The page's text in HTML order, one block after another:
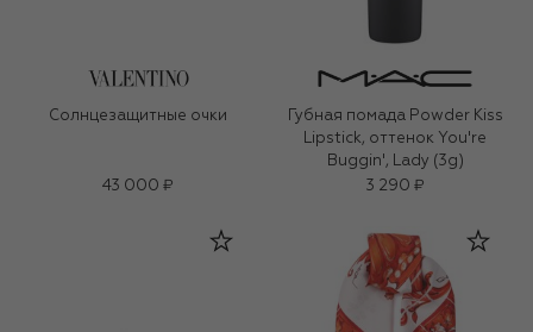
Солнцезащитные очки
43 000 ₽
Губная помада Powder Kiss
Lipstick, оттенок You're
Buggin', Lady (3g)
3 290 ₽